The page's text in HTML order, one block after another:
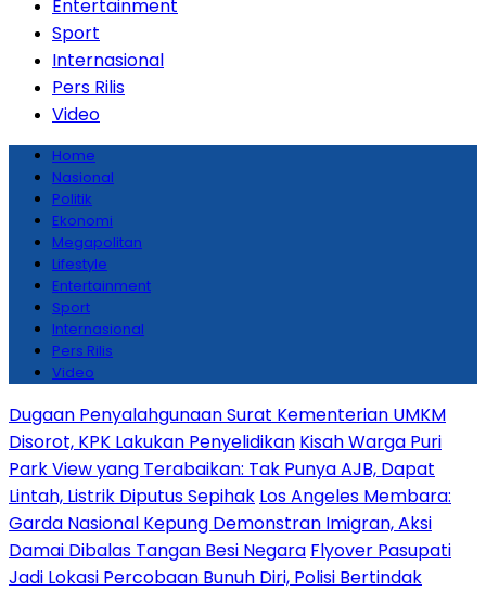
Entertainment
Sport
Internasional
Pers Rilis
Video
Home
Nasional
Politik
Ekonomi
Megapolitan
Lifestyle
Entertainment
Sport
Internasional
Pers Rilis
Video
Dugaan Penyalahgunaan Surat Kementerian UMKM
Disorot, KPK Lakukan Penyelidikan Kisah Warga Puri
Park View yang Terabaikan: Tak Punya AJB, Dapat
Lintah, Listrik Diputus Sepihak Los Angeles Membara:
Garda Nasional Kepung Demonstran Imigran, Aksi
Damai Dibalas Tangan Besi Negara Flyover Pasupati
Jadi Lokasi Percobaan Bunuh Diri, Polisi Bertindak